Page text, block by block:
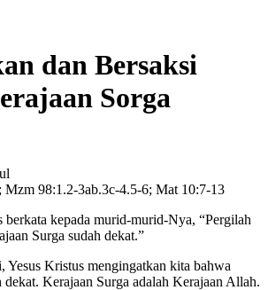
dan Bersaksi
Sorga
Mzm 98:1.2-3ab.3c-4.5-6; Mat 10:7-13
berkata kepada murid-murid-Nya, “Pergilah
Surga sudah dekat.”
Yesus Kristus mengingatkan kita bahwa
dekat. Kerajaan Surga adalah Kerajaan Allah.